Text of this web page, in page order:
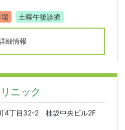
場 土曜午後診療
細情報
ニック
4丁目32-2 桂坂中央ビル2F